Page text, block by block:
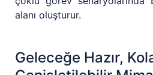
alanı oluşturur.
Geleceğe Hazır,